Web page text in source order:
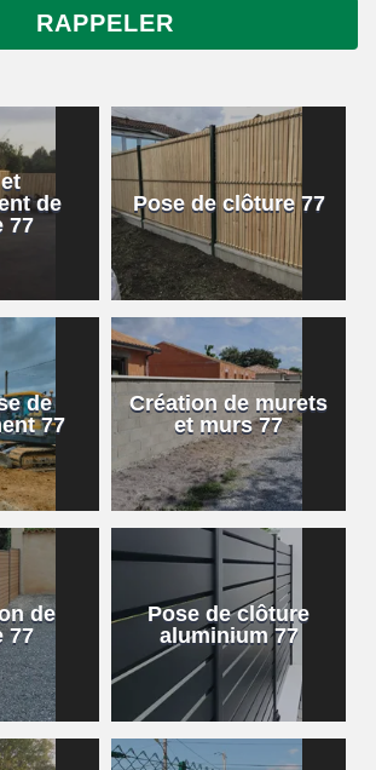
de
77
Pose de clôture 77
de
77
Création de murets
et murs 77
de
77
Pose de clôture
aluminium 77